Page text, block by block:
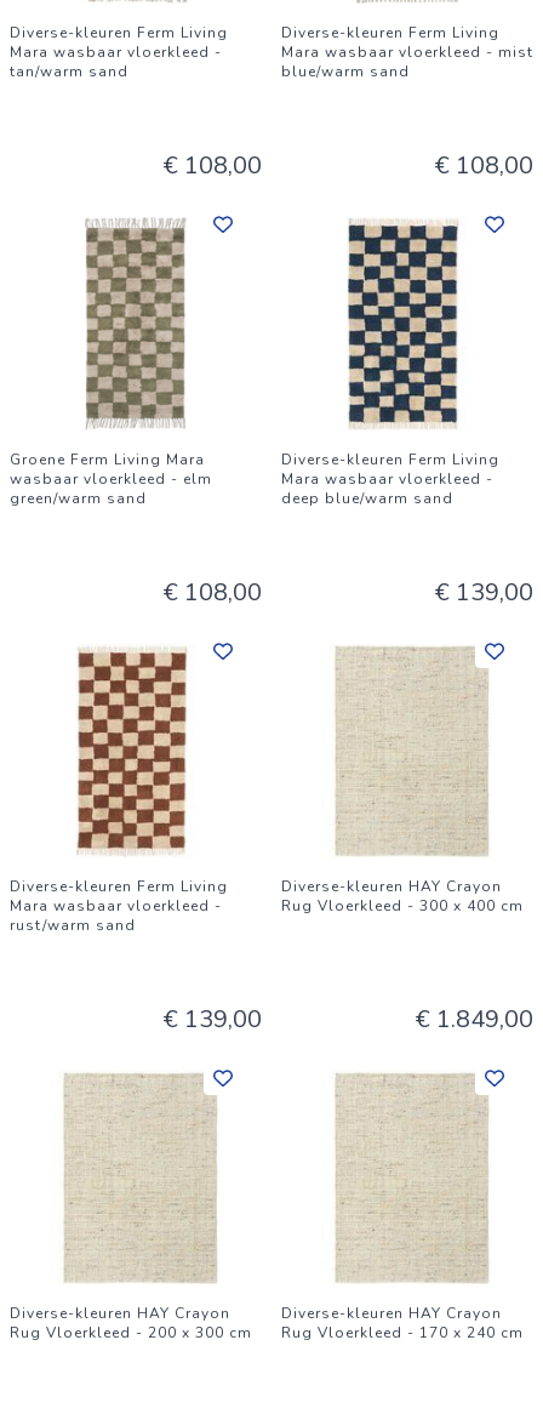
Diverse-kleuren Ferm Living
Mara wasbaar vloerkleed -
tan/warm sand
€ 108,00
Diverse-kleuren Ferm Living
Mara wasbaar vloerkleed - mist
blue/warm sand
€ 108,00
Groene Ferm Living Mara
wasbaar vloerkleed - elm
green/warm sand
€ 108,00
Diverse-kleuren Ferm Living
Mara wasbaar vloerkleed -
deep blue/warm sand
€ 139,00
Diverse-kleuren Ferm Living
Mara wasbaar vloerkleed -
rust/warm sand
€ 139,00
Diverse-kleuren HAY Crayon
Rug Vloerkleed - 300 x 400 cm
€ 1.849,00
Diverse-kleuren HAY Crayon
Rug Vloerkleed - 200 x 300 cm
Diverse-kleuren HAY Crayon
Rug Vloerkleed - 170 x 240 cm